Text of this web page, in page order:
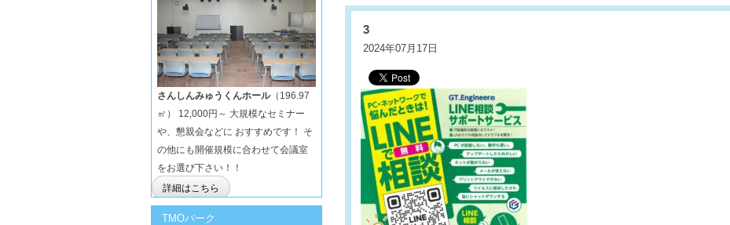
3
2024年07月17日
さんしんみゅうくんホール（196.97
㎡） 12,000円～ 大規模なセミナー
や、懇親会などに おすすめです！ そ
の他にも開催規模に合わせて会議室
をお選び下さい！！
詳細はこちら
TMOパーク